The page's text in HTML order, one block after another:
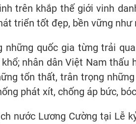
trên khắp thế giới vinh
triển tốt đẹp, bền vững như
quốc gia từng trải
nhân dân Việt Nam
tổn thất, trân trọng
phát xít, chống áp bức,
nước Lương Cường tại Lễ